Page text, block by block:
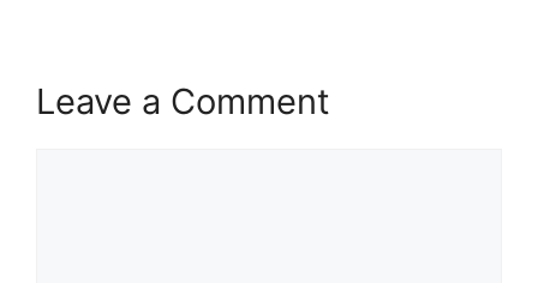
Leave a Comment